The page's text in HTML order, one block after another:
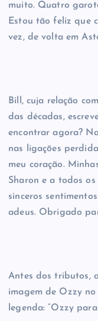
muito. Quatro
Estou tão feliz que
vez, de volta em
Bill, cuja relação
das décadas,
encontrar agora?
nas ligações
meu coração.
Sharon e a todos os
sinceros
adeus. Obrigado
Antes dos tributos,
imagem de Ozzy
legenda: “Ozzy para